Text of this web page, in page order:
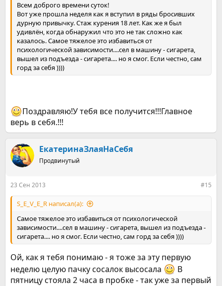
Всем доброго времени суток!
Вот уже прошла неделя как я вступил в ряды бросивших
дурную привычку. Стаж курения 18 лет. Как же я был
удивлён, когда обнаружил что это не так сложно как
казалось. Самое тяжелое это избавиться от
психологической зависимости....сел в машину - сигарета,
вышел из подъезда - сигарета.... но я смог. Если честно, сам
горд за себя ))))
Поздравляю!У тебя все получится!!!Главное
верь в себя.!!!
ЕкатеринаЗлаяНаСебя
Продвинутый
23 Сен 2013 #15
S_E_V_E_R написал(а):
Самое тяжелое это избавиться от психологической
зависимости....сел в машину - сигарета, вышел из подъезда -
сигарета.... но я смог. Если честно, сам горд за себя ))))
Ой, как я тебя понимаю - я тоже за эту первую
неделю целую пачку сосалок высосала
В
пятницу стояла 2 часа в пробке - так уже за первый